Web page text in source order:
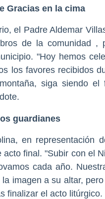
Gracias en la cima
el Padre Aldemar
de la comunidad
"Hoy hemos
los favores recibidos
siga siendo
guardianes
, en representación
acto final. "Subir con el
cada año.
imagen a su altar,
finalizar el acto litúrgico.